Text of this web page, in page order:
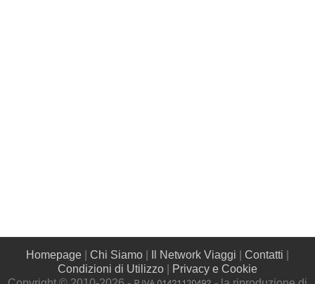
Homepage Chi Siamo Il Network Viaggi Contatti
Condizioni di Utilizzo
Privacy e Cookie